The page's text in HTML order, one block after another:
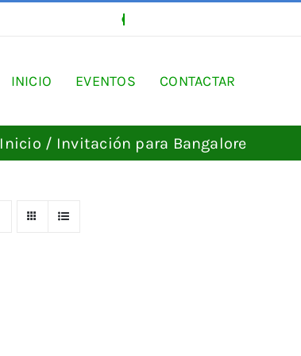
INICIO EVENTOS CONTACTAR
Inicio Invitación para Bangalore